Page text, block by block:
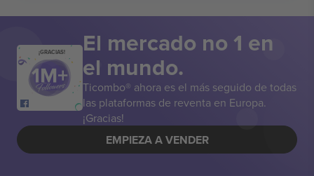
¡GRACIAS! El mercado no 1 en
el mundo.
Ticombo® ahora es el más seguido de todas
las plataformas de reventa en Europa.
¡Gracias!
EMPIEZA A VENDER